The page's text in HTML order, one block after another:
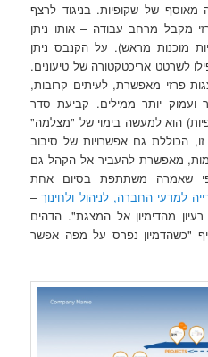
מאוסף של שקופיות. בניגוד לרצף
מקבל מרחב עבודה – אותו ניתן
מוכנות מראש). על הקנבס ניתן
לשרטט אריכטקטורה של טיעונים.
פרזי מאפשרת, לעיתים קרובות,
ועמוק יותר ממילים. קביעת סדר
הוא למעשה בימוי של "מצלמה"
הכוללת גם אפשרויות של סיבוב
מאפשרת להעביר אל הקהל גם
שאמרה משתתפת בסיום אחת
למדעי החברה, לניהול ולחינוך–
מהדימיון אל המצגת". הדהים
"כשהדמיון נפרס על מפה אפשר